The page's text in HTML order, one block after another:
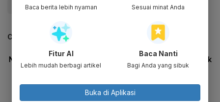
#Jokowi
CEK JUGA DATA INI
Baca berita lebih nyaman Sesuai minat Anda
Fitur AI
Lebih mudah berbagi artikel
Baca Nanti
Bagi Anda yang sibuk
Buka di Aplikasi